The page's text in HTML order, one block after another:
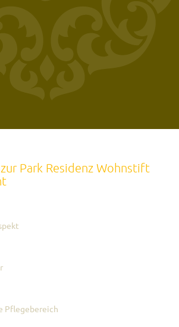
Park Residenz Wohnstift
Pflegebereich